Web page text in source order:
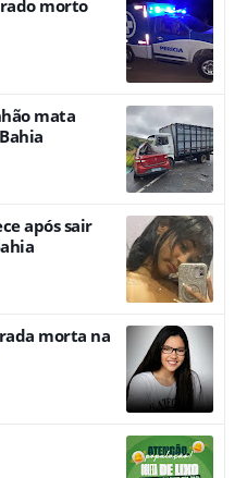
morto
mata
após sair
morta na